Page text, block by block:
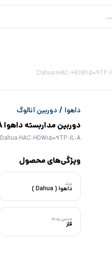
داهوا / دوربین آنالوگ
دوربین مداربسته داهوا Dahua HAC-HDW1509TP-IL-A
Dahua HAC-HDW1509TP-IL-A
ویژگی‌های محصول
برند
داهوا ( Dahua )
جنس بدنه
فلز